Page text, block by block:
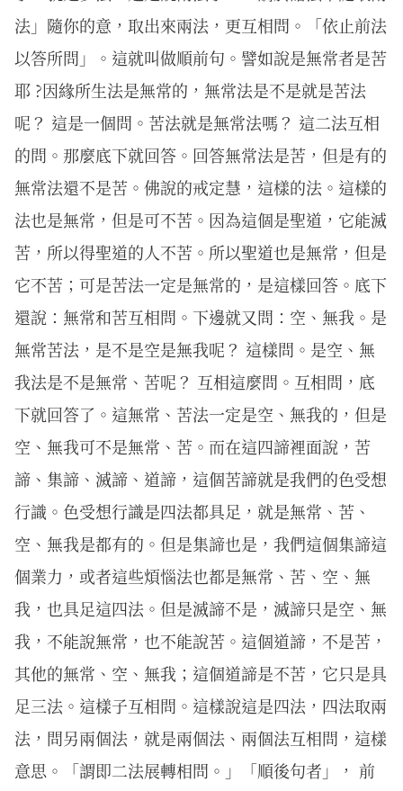
法」隨你的意，取出來兩法，更互相問。「依止前法
以答所問」。這就叫做順前句。譬如說是無常者是苦
耶 ?因緣所生法是無常的，無常法是不是就是苦法
呢？ 這是一個問。苦法就是無常法嗎？ 這二法互相
的問。那麼底下就回答。回答無常法是苦，但是有的
無常法還不是苦。佛說的戒定慧，這樣的法。這樣的
法也是無常，但是可不苦。因為這個是聖道，它能滅
苦，所以得聖道的人不苦。所以聖道也是無常，但是
它不苦；可是苦法一定是無常的，是這樣回答。底下
還說：無常和苦互相問。下邊就又問：空、無我。是
無常苦法，是不是空是無我呢？ 這樣問。是空、無
我法是不是無常、苦呢？ 互相這麼問。互相問，底
下就回答了。這無常、苦法一定是空、無我的，但是
空、無我可不是無常、苦。而在這四諦裡面說，苦
諦、集諦、滅諦、道諦，這個苦諦就是我們的色受想
行識。色受想行識是四法都具足，就是無常、苦、
空、無我是都有的。但是集諦也是，我們這個集諦這
個業力，或者這些煩惱法也都是無常、苦、空、無
我，也具足這四法。但是滅諦不是，滅諦只是空、無
我，不能說無常，也不能說苦。這個道諦，不是苦，
其他的無常、空、無我；這個道諦是不苦，它只是具
足三法。這樣子互相問。這樣說這是四法，四法取兩
法，問另兩個法，就是兩個法、兩個法互相問，這樣
意思。「謂即二法展轉相問。」「順後句者」， 前